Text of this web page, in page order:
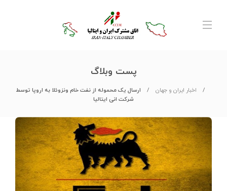
پست وبلاگ
اخبار ایران و جهان
ارسال یک محموله از نفت خام ونزوئلا به اروپا توسط
شرکت انی ایتالیا